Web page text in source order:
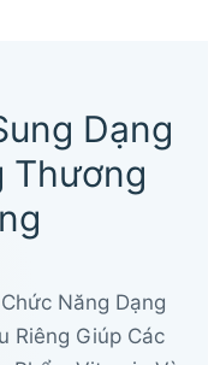
Dạng
Thương
Năng Dạng
Riêng Giúp Các